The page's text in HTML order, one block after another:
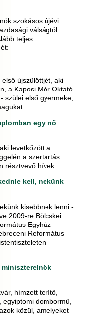
szokásos újévi
válságtól
teljes
újszülöttjét, aki
a Kaposi Mór Oktató
szülei első gyermeke,
egy nő
levetkőzött a
a szertartás
résztvevő hívek.
kell, nekünk
kisebbnek lenni -
2009-re Bölcskei
Egyház
Református
miniszterelnök
hímzett terítő,
egyiptomi dombormű,
közül, amelyeket